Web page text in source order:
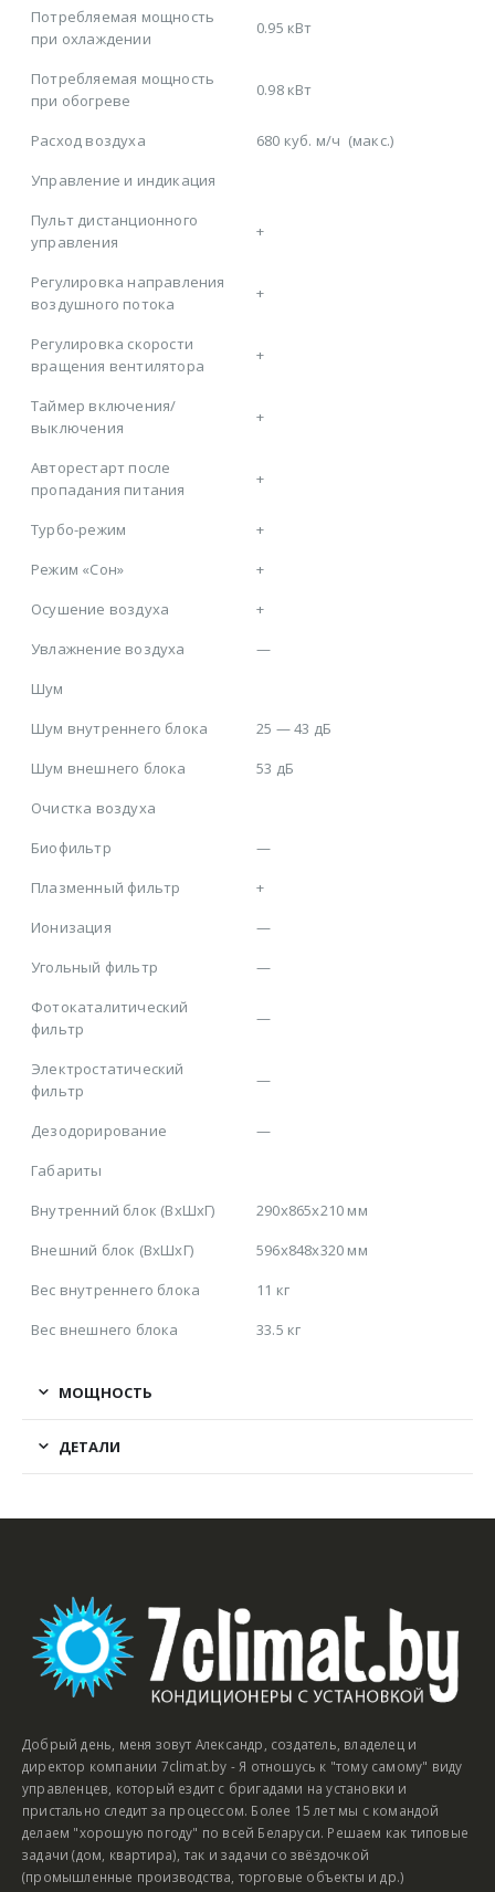
Потребляемая мощность
при охлаждении
0.95 кВт
Потребляемая мощность
при обогреве
0.98 кВт
Расход воздуха 680 куб. м/ч (макс.)
Управление и индикация
Пульт дистанционного
управления
+
Регулировка направления
воздушного потока
+
Регулировка скорости
вращения вентилятора
+
Таймер включения/
выключения
+
Авторестарт после
пропадания питания
+
Турбо-режим
+
Режим «Сон»
+
Осушение воздуха
+
Увлажнение воздуха
—
Шум
Шум внутреннего блока
25 — 43 дБ
Шум внешнего блока
53 дБ
Очистка воздуха
Биофильтр
—
Плазменный фильтр
+
Ионизация
—
Угольный фильтр
—
Фотокаталитический
фильтр
—
Электростатический
фильтр
—
Дезодорирование
—
Габариты
Внутренний блок (ВхШхГ)
290х865х210 мм
Внешний блок (ВхШхГ)
596х848х320 мм
Вес внутреннего блока
11 кг
Вес внешнего блока
33.5 кг
МОЩНОСТЬ
ДЕТАЛИ
Добрый день, меня зовут Александр, создатель, владелец и
директор компании 7climat.by - Я отношусь к "тому самому" виду
управленцев, который ездит с бригадами на установки и
пристально следит за процессом. Более 15 лет мы с командой
делаем "хорошую погоду" по всей Беларуси. Решаем как типовые
задачи (дом, квартира), так и задачи со звёздочкой
(промышленные производства, торговые объекты и др.)